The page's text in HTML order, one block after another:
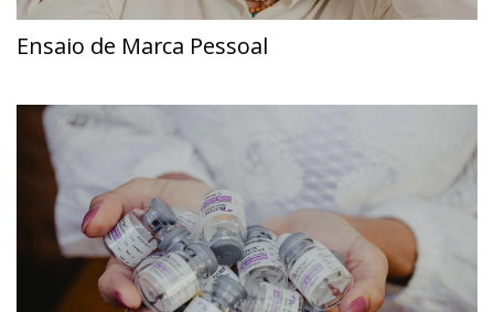
Ensaio de Marca Pessoal